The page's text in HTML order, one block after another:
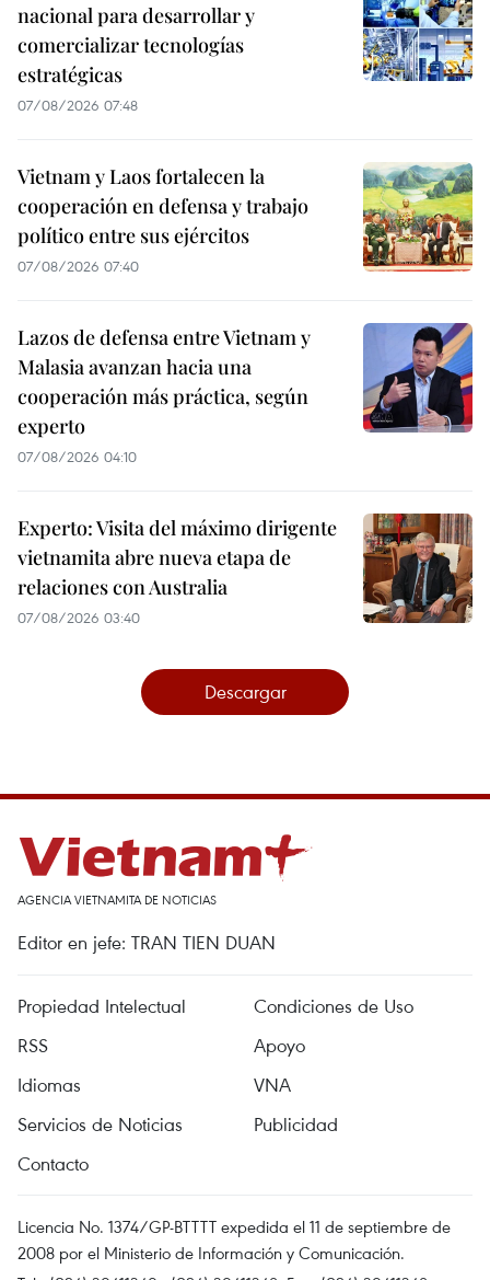
nacional para desarrollar y
comercializar tecnologías
estratégicas
07/08/2026 07:48
Vietnam y Laos fortalecen la
cooperación en defensa y trabajo
político entre sus ejércitos
07/08/2026 07:40
Lazos de defensa entre Vietnam y
Malasia avanzan hacia una
cooperación más práctica, según
experto
07/08/2026 04:10
Experto: Visita del máximo dirigente
vietnamita abre nueva etapa de
relaciones con Australia
07/08/2026 03:40
Descargar
AGENCIA VIETNAMITA DE NOTICIAS
Editor en jefe: TRAN TIEN DUAN
Propiedad Intelectual
Condiciones de Uso
RSS
Apoyo
Idiomas
VNA
Servicios de Noticias
Publicidad
Contacto
Licencia No. 1374/GP-BTTTT expedida el 11 de septiembre de
2008 por el Ministerio de Información y Comunicación.